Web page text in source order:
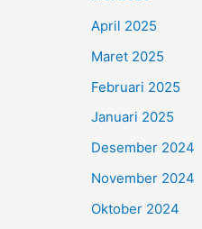
April 2025
Maret 2025
Februari 2025
Januari 2025
Desember 2024
November 2024
Oktober 2024